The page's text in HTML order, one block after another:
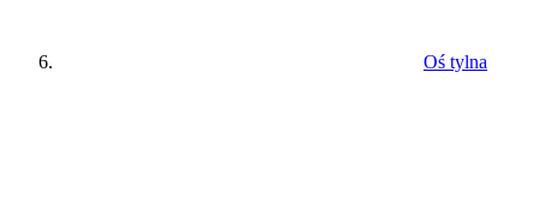
Oś tylna